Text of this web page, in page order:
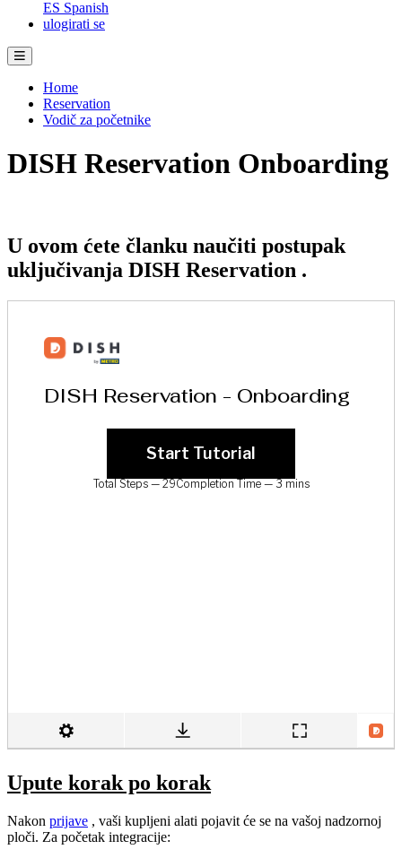
ES Spanish
ulogirati se
Home
Reservation
Vodič za početnike
DISH Reservation Onboarding
U ovom ćete članku naučiti postupak
uključivanja DISH Reservation .
Upute korak po korak
Nakon prijave , vaši kupljeni alati pojavit će se na vašoj nadzornoj
ploči. Za početak integracije: